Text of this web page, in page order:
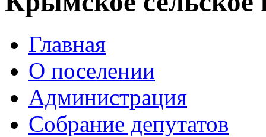
Главная
О поселении
Администрация
Собрание депутатов